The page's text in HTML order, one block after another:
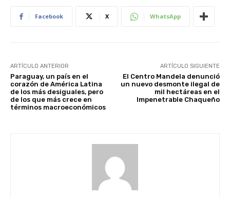
Facebook X WhatsApp
ARTÍCULO ANTERIOR
Paraguay, un país en el
corazón de América Latina
de los más desiguales, pero
de los que más crece en
términos macroeconómicos
ARTÍCULO SIGUIENTE
El Centro Mandela denunció
un nuevo desmonte ilegal de
mil hectáreas en el
Impenetrable Chaqueño